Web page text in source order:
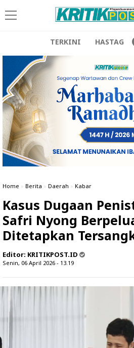
TERKINI HASTAG
Home » Berita » Daerah » Kabar
Kasus Dugaan
Safri Nyong
Ditetapkan
Editor: KRITIKPOST.ID
Senin, 06 April 2026 - 13.19